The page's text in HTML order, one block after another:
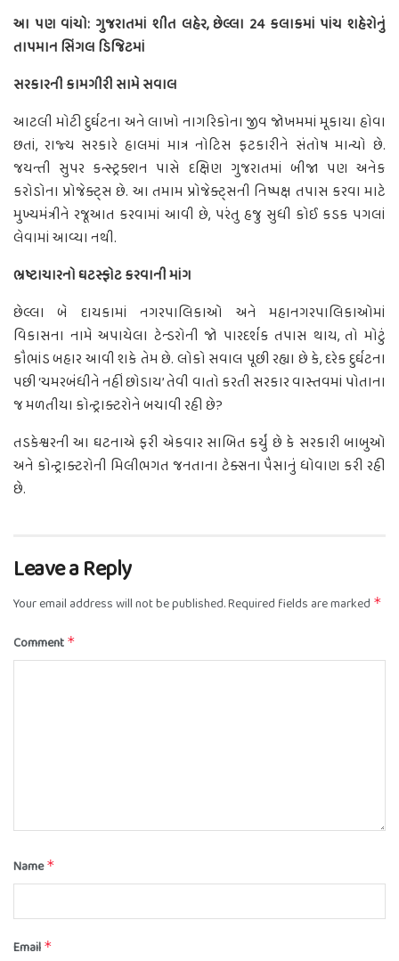
આ પણ વાંચો: ગુજરાતમાં શીત લહેર, છેલ્લા 24 કલાકમાં પાંચ શહેરોનું
તાપમાન સિંગલ ડિજિટમાં
સરકારની કામગીરી સામે સવાલ
આટલી મોટી દુર્ઘટના અને લાખો નાગરિકોના જીવ જોખમમાં મૂકાયા હોવા
છતાં, રાજ્ય સરકારે હાલમાં માત્ર નોટિસ ફટકારીને સંતોષ માન્યો છે.
જયન્તી સુપર કન્સ્ટ્રક્શન પાસે દક્ષિણ ગુજરાતમાં બીજા પણ અનેક
કરોડોના પ્રોજેક્ટ્સ છે. આ તમામ પ્રોજેક્ટ્સની નિષ્પક્ષ તપાસ કરવા માટે
મુખ્યમંત્રીને રજૂઆત કરવામાં આવી છે, પરંતુ હજુ સુધી કોઈ કડક પગલાં
લેવામાં આવ્યા નથી.
ભ્રષ્ટાચારનો ઘટસ્ફોટ કરવાની માંગ
છેલ્લા બે દાયકામાં નગરપાલિકાઓ અને મહાનગરપાલિકાઓમાં
વિકાસના નામે અપાયેલા ટેન્ડરોની જો પારદર્શક તપાસ થાય, તો મોટું
કૌભાંડ બહાર આવી શકે તેમ છે. લોકો સવાલ પૂછી રહ્યા છે કે, દરેક દુર્ઘટના
પછી ‘ચમરબંધીને નહીં છોડાય’ તેવી વાતો કરતી સરકાર વાસ્તવમાં પોતાના
જ મળતીયા કોન્ટ્રાક્ટરોને બચાવી રહી છે?
તડકેશ્વરની આ ઘટનાએ ફરી એકવાર સાબિત કર્યું છે કે સરકારી બાબુઓ
અને કોન્ટ્રાક્ટરોની મિલીભગત જનતાના ટેક્સના પૈસાનું ધોવાણ કરી રહી
છે.
Leave a Reply
Your email address will not be published.Required fields are marked *
Comment *
Name*
Email *